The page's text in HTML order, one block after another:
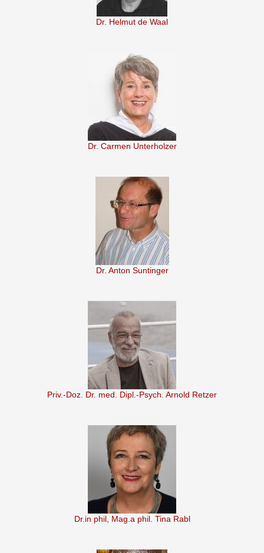
Dr. Helmut de Waal
Dr. Carmen Unterholzer
Dr. Anton Suntinger
Priv.-Doz. Dr. med. Dipl.-Psych. Arnold Retzer
Dr.in phil, Mag.a phil. Tina Rabl